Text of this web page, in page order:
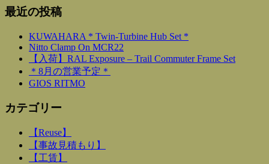
最近の投稿
KUWAHARA * Twin-Turbine Hub Set *
Nitto Clamp On MCR22
【入荷】RAL Exposure – Trail Commuter Frame Set
＊8月の営業予定＊
GIOS RITMO
カテゴリー
【Reuse】
【事故見積もり】
【工賃】